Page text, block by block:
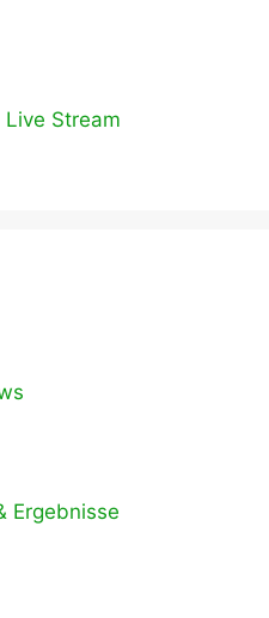
Live Stream
Ergebnisse